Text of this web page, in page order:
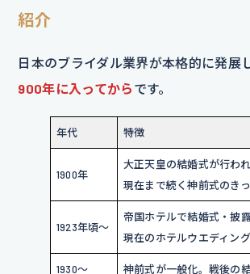
紹介
日本のブライダル業界が本格的に発展
900年に入ってから です。
年代 特徴
1900年
大正天皇の結婚式が行われ
現在まで続く神前式のきっ
1923年頃～
帝国ホテルで結婚式・披
現在のホテルウエディン
1930～
神前式が一般化。戦後の